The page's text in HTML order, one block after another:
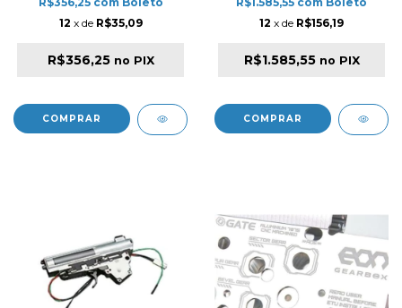
12 x de R$35,09
R$356,25 no PIX
12 x de R$156,19
R$1.585,55 no PIX